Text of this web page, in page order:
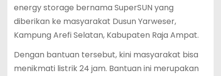
energy storage bernama SuperSUN yang
diberikan ke masyarakat Dusun Yarweser,
Kampung Arefi Selatan, Kabupaten Raja Ampat.
Dengan bantuan tersebut, kini masyarakat bisa
menikmati listrik 24 jam. Bantuan ini merupakan